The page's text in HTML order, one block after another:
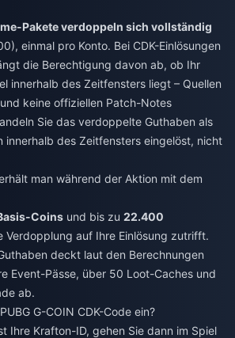
Pakete verdoppeln sich vollständig
einmal pro Konto. Bei CDK-Einlösungen
die Berechtigung davon ab, ob Ihr
innerhalb des Zeitfensters liegt – Quellen
keine offiziellen Patch-Notes
Sie das verdoppelte Guthaben als
innerhalb des Zeitfensters eingelöst, nicht
man während der Aktion mit dem
Coins und bis zu 22.400
Verdopplung auf Ihre Einlösung zutrifft.
deckt laut den Berechnungen
Event-Pässe, über 50 Loot-Caches und
ab.
G-COIN CDK-Code ein?
Ihre Krafton-ID, gehen Sie dann im Spiel